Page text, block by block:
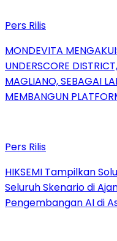
Pers Rilis
MONDEVITA
UNDERSCORE
MAGLIANO, SEBAGAI
MEMBANGUN
Pers Rilis
HIKSEMI Tampilkan
Seluruh Skenario di
Pengembangan AI di